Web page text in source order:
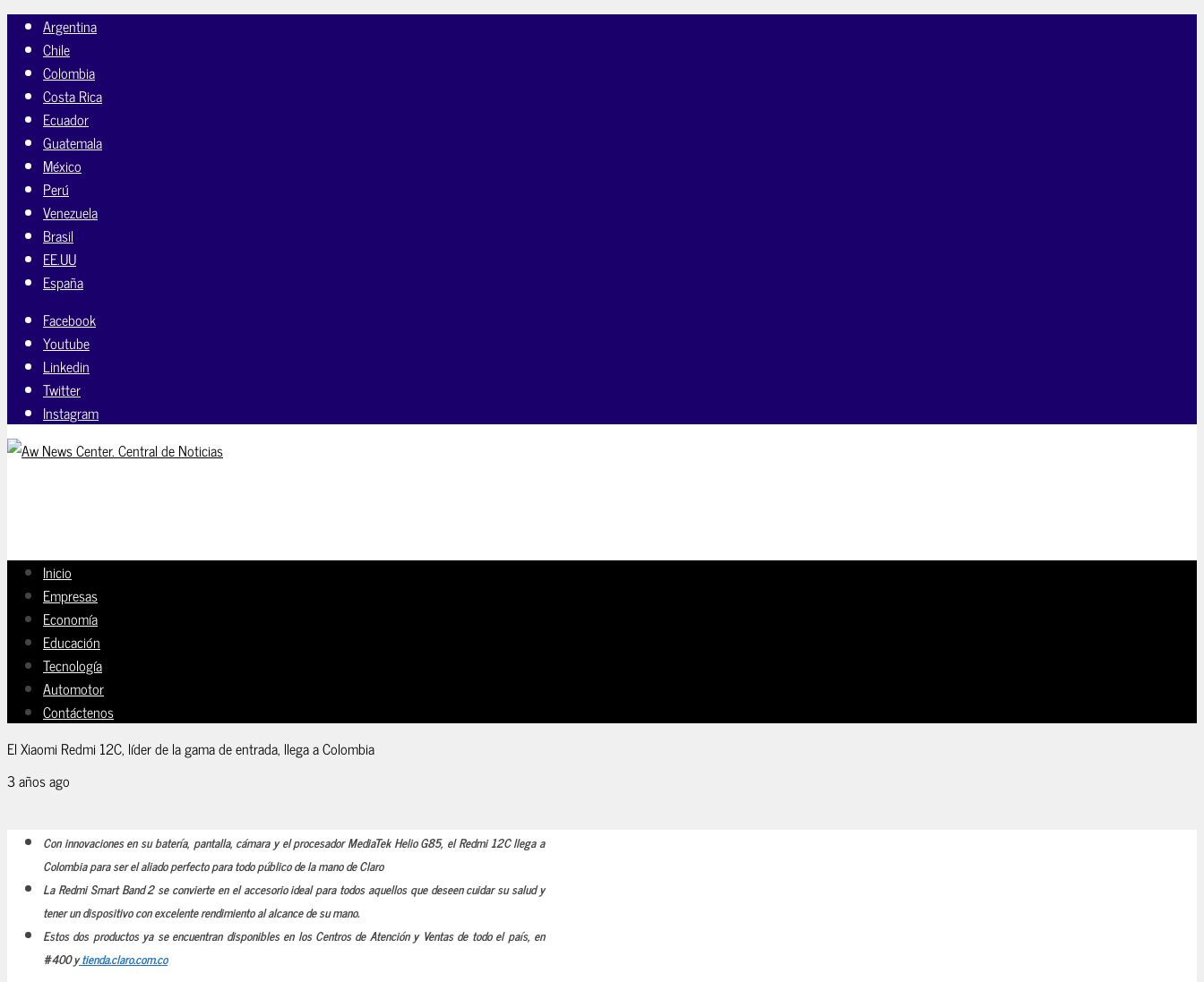
Argentina
Chile
Colombia
Costa Rica
Ecuador
Guatemala
México
Perú
Venezuela
Brasil
EE.UU
España
Facebook
Youtube
Linkedin
Twitter
Instagram
Inicio
Empresas
Economía
Educación
Tecnología
Automotor
Contáctenos
El Xiaomi Redmi 12C, líder de la gama de entrada, llega a Colombia
3 años ago
Con innovaciones en su batería, pantalla, cámara y el procesador MediaTek Helio G85, el Redmi 12C llega a
Colombia para ser el aliado perfecto para todo público de la mano de Claro
La Redmi Smart Band 2 se convierte en el accesorio ideal para todos aquellos que deseen cuidar su salud y
tener un dispositivo con excelente rendimiento al alcance de su mano.
Estos dos productos ya se encuentran disponibles en los Centros de Atención y Ventas de todo el país, en
#400 ytienda.claro.com.co